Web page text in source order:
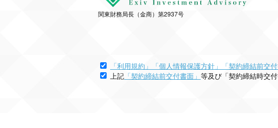
関東財務局長（金商）第2937号
「利用規約」 「個人情報保護方針」 「契約締結前交付
上記 「契約締結前交付書面」 等及び「契約締結時交